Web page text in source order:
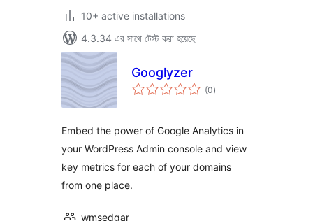
10+ active installations
4.3.34 এর সাথে টেস্ট করা হয়েছে
Googlyzer
(0total
ratings
)
Embed the power of Google Analytics in
your WordPress Admin console and view
key metrics for each of your domains
from one place.
wmsedgar